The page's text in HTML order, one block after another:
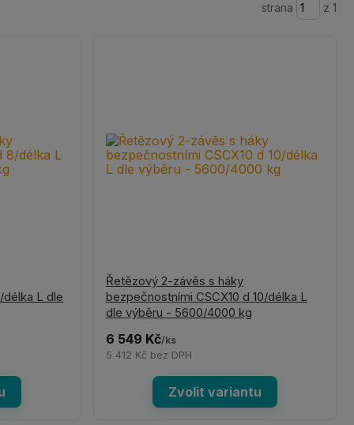
strana z 1
L dle
Řetězový 2-závěs s háky
bezpečnostními CSCX10 d 10/délka L
dle výběru - 5600/4000 kg
6 549 Kč/ks
5 412 Kč bez DPH
Zvolit variantu